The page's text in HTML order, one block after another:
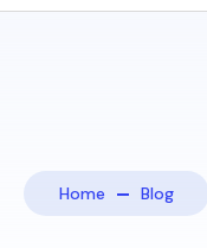
Home Blog